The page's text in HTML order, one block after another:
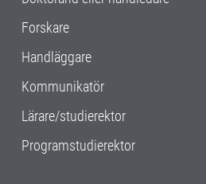
Forskare
Handläggare
Kommunikatör
Lärare/studierektor
Programstudierektor